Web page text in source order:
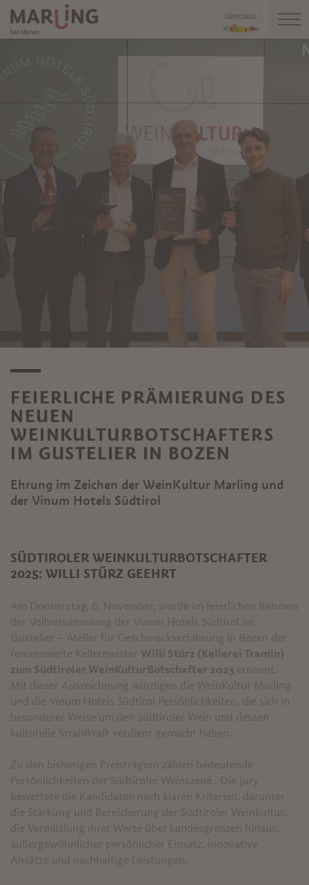
FEIERLICHE PRÄMIERUNG DES
NEUEN
WEINKULTURBOTSCHAFTERS
IM GUSTELIER IN BOZEN
Ehrung im Zeichen der WeinKultur Marling und
der Vinum Hotels Südtirol
SÜDTIROLER WEINKULTURBOTSCHAFTER
2025: WILLI STÜRZ GEEHRT
Am Donnerstag, 6. November, wurde im feierlichen Rahmen
der Vollversammlung der Vinum Hotels Südtirol im
Gustelier – Atelier für Geschmackserfahrung in Bozen der
renommierte Kellermeister Willi Stürz (Kellerei Tramin)
zum Südtiroler WeinKulturBotschafter 2025 ernannt.
Mit dieser Auszeichnung würdigen die WeinKultur Marling
und die Vinum Hotels Südtirol Persönlichkeiten, die sich in
besonderer Weise um den Südtiroler Wein und dessen
kulturelle Strahlkraft verdient gemacht haben.
Zu den bisherigen Preisträgern zählen bedeutende
Persönlichkeiten der Südtiroler Weinszene . Die Jury
bewertete die Kandidaten nach klaren Kriterien, darunter
die Stärkung und Bereicherung der Südtiroler Weinkultur,
die Vermittlung ihrer Werte über Landesgrenzen hinaus,
außergewöhnlicher persönlicher Einsatz, innovative
Ansätze und nachhaltige Leistungen.